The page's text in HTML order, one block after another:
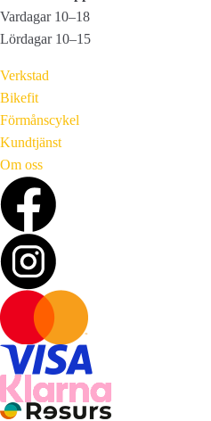
Vardagar 10–18
Lördagar 10–15
Verkstad
Bikefit
Förmånscykel
Kundtjänst
Om oss